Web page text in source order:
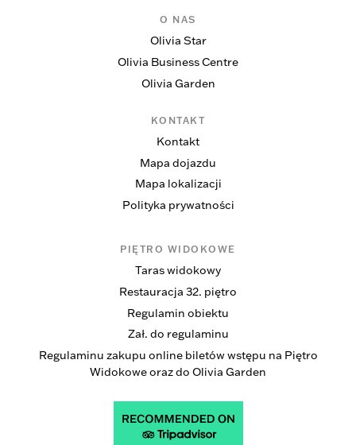
O NAS
Olivia Star
Olivia Business Centre
Olivia Garden
KONTAKT
Kontakt
Mapa dojazdu
Mapa lokalizacji
Polityka prywatności
PIĘTRO WIDOKOWE
Taras widokowy
Restauracja 32. piętro
Regulamin obiektu
Zał. do regulaminu
Regulaminu zakupu online biletów wstępu na Piętro
Widokowe oraz do Olivia Garden